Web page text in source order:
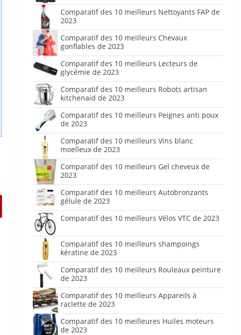
Comparatif des 10 meilleurs Nettoyants FAP de
2023
Comparatif des 10 meilleurs Chevaux
gonflables de 2023
Comparatif des 10 meilleurs Lecteurs de
glycémie de 2023
Comparatif des 10 meilleurs Robots artisan
kitchenaid de 2023
Comparatif des 10 meilleurs Peignes anti poux
de 2023
Comparatif des 10 meilleurs Vins blanc
moelleux de 2023
Comparatif des 10 meilleurs Gel cheveux de
2023
Comparatif des 10 meilleurs Autobronzants
gélule de 2023
Comparatif des 10 meilleurs Vélos VTC de 2023
Comparatif des 10 meilleurs shampoings
kératine de 2023
Comparatif des 10 meilleurs Rouleaux peinture
de 2023
Comparatif des 10 meilleurs Appareils à
raclette de 2023
Comparatif des 10 meilleures Huiles moteurs
de 2023